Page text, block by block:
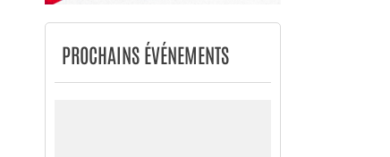
PROCHAINS ÉVÉNEMENTS